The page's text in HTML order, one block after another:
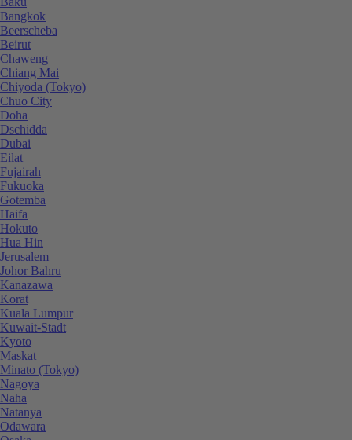
Bangkok
Beerscheba
Beirut
Chaweng
Chiang Mai
Chiyoda (Tokyo)
Chuo City
Doha
Dschidda
Dubai
Eilat
Fujairah
Fukuoka
Gotemba
Haifa
Hokuto
Hua Hin
Jerusalem
Johor Bahru
Kanazawa
Korat
Kuala Lumpur
Kuwait-Stadt
Kyoto
Maskat
Minato (Tokyo)
Nagoya
Naha
Natanya
Odawara